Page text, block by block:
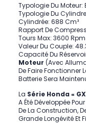
Typologie Du
Typologie Du
Cylindrée: 688 Cm³
Rapport De
Tours Max: 3600 Rpm
Valeur Du Couple:
Capacité Du
Moteur (avec
De Faire Fonctionner
Batterie Sera
La Série Honda «
A Été Développée
De La Construction,
Grande Longévité Et